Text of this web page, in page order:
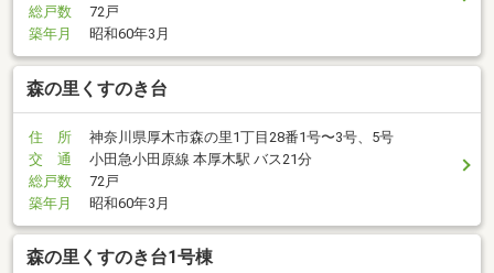
総戸数
72戸
築年月
昭和60年3月
森の里くすのき台
住 所
神奈川県厚木市森の里1丁目28番1号〜3号、5号
交 通
小田急小田原線 本厚木駅 バス21分
総戸数
72戸
築年月
昭和60年3月
森の里くすのき台1号棟